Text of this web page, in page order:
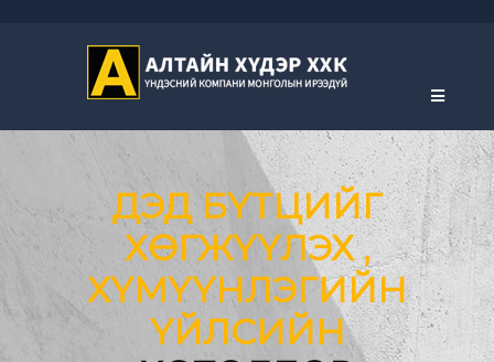
ДЭД БҮТЦИЙГ
ХӨГЖҮҮЛЭХ ,
ХҮМҮҮНЛЭГИЙН
ҮЙЛСИЙН